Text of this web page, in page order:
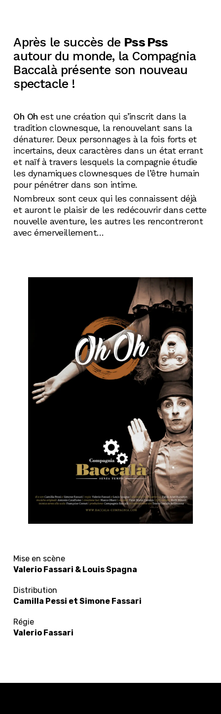
Après le succès de Pss Pss
autour du monde, la Compagnia
Baccalà présente son nouveau
spectacle !
Oh Oh est une création qui s’inscrit dans la
tradition clownesque, la renouvelant sans la
dénaturer. Deux personnages à la fois forts et
incertains, deux caractères dans un état errant
et naïf à travers lesquels la compagnie étudie
les dynamiques clownesques de l’être humain
pour pénétrer dans son intime.
Nombreux sont ceux qui les connaissent déjà
et auront le plaisir de les redécouvrir dans cette
nouvelle aventure, les autres les rencontreront
avec émerveillement…
Mise en scène
Valerio Fassari & Louis Spagna
Distribution
Camilla Pessi et Simone Fassari
Régie
Valerio Fassari